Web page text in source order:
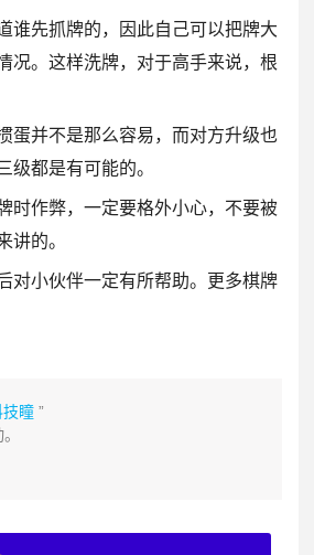
谁先抓牌的，因此自己可以把牌大
况。这样洗牌，对于高手来说，根
蛋并不是那么容易，而对方升级也
都是有可能的。
时作弊，一定要格外小心，不要被
讲的。
对小伙伴一定有所帮助。更多棋牌
技瞳 ”